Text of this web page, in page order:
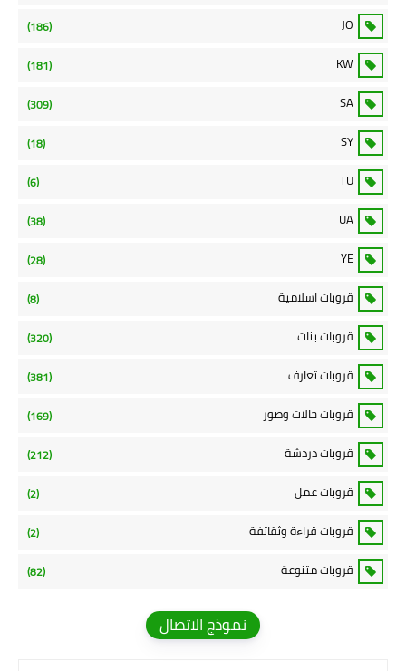
JO
(186)
KW
(181)
SA
(309)
SY
(18)
TU
(6)
UA
(38)
YE
(28)
قروبات اسلامية (8)
قروبات بنات (320)
قروبات تعارف (381)
قروبات حالات وصور (169)
قروبات دردشة (212)
قروبات عمل (2)
قروبات قراءة وثقاتفة (2)
قروبات متنوعة (82)
نموذج الاتصال